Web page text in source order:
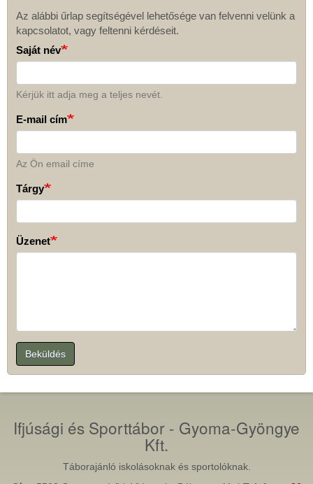
Kapcsolat
Az alábbi űrlap segítségével lehetősége van felvenni velünk a
kapcsolatot, vagy feltenni kérdéseit.
Saját név
Kérjük itt adja meg a teljes nevét.
E-mail cím
Az Ön email címe
Tárgy
Üzenet
Beküldés
Ifjúsági és Sporttábor - Gyoma-Gyöngye
Kft.
Táborajánló iskolásoknak és sportolóknak.